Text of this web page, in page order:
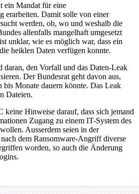
ein Mandat für eine
erarbeiten. Damit solle von einer
werden, ob, wo und weshalb die
allenfalls mangelhaft umgesetzt
unklar, wie es möglich war, dass ein
heiklen Daten verfügen konnte.
daran, den Vorfall und das Daten-Leak
Der Bundesrat geht davon aus,
bis Monate dauern könnte. Das Leak
Dateien.
keine Hinweise darauf, dass sich jemand
Zugang zu einem IT-System des
Ausserdem seien in der
dem Ransomware-Angriff diverse
worden, so auch die Änderung